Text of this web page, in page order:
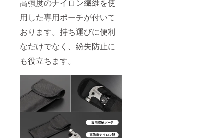
高強度のナイロン繊維を使
用した専用ポーチが付いて
おります。持ち運びに便利
なだけでなく、紛失防止に
も役立ちます。